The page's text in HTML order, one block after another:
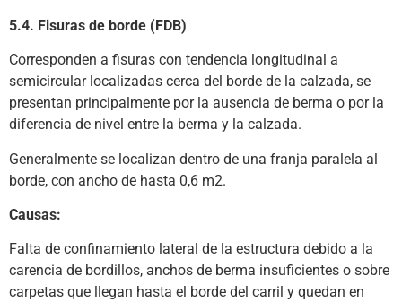
5.4. Fisuras de borde (FDB)
Corresponden a fisuras con tendencia longitudinal a
semicircular localizadas cerca del borde de la calzada, se
presentan principalmente por la ausencia de berma o por la
diferencia de nivel entre la berma y la calzada.
Generalmente se localizan dentro de una franja paralela al
borde, con ancho de hasta 0,6 m2.
Causas:
Falta de confinamiento lateral de la estructura debido a la
carencia de bordillos, anchos de berma insuficientes o sobre
carpetas que llegan hasta el borde del carril y quedan en